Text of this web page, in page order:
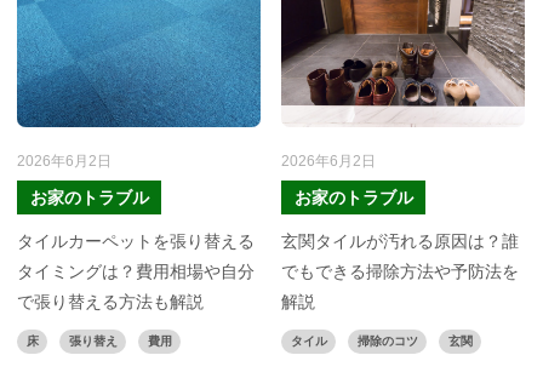
2026年6月2日
お家のトラブル
タイルカーペットを張り替える
タイミングは？費用相場や自分
で張り替える方法も解説
床 張り替え 費用
2026年6月2日
お家のトラブル
玄関タイルが汚れる原因は？誰
でもできる掃除方法や予防法を
解説
タイル 掃除のコツ 玄関